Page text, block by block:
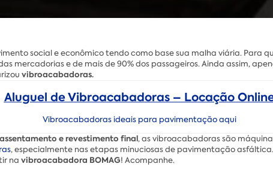
social e econômico tendo como base sua malha viária. Para
mercadorias e de mais de 90% dos passageiros. Ainda assim,
vibroacabadoras.
Aluguel de Vibroacabadoras – Locação
Vibroacabadoras ideais para pavimentação aqui
e revestimento final, as vibroacabadoras são
, especialmente nas etapas minuciosas de pavimentação
na vibroacabadora BOMAG! Acompanhe.